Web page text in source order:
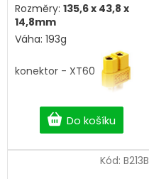
Do košíku
Rozměry: 135,6 x 43,8 x
14,8mm
Váha: 193g
konektor - XT60
Kód: B213B